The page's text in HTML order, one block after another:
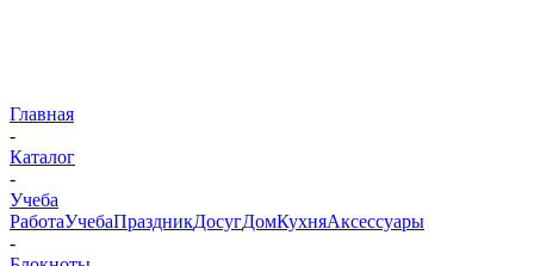
Главная
-
Каталог
-
Учеба
РаботаУчебаПраздникДосугДомКухняАксессуары
-